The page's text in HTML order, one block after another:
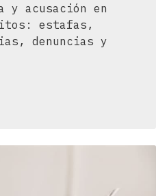
y acusación en
estafas,
denuncias y